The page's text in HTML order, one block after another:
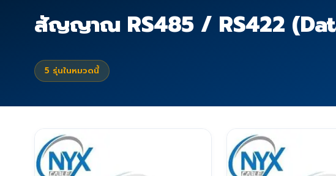
สัญญาณ RS485 / RS422
5 รุ่นในหมวดนี้